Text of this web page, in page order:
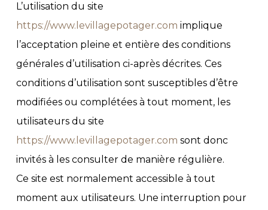
L’utilisation du site
https://www.levillagepotager.com implique
l’acceptation pleine et entière des conditions
générales d’utilisation ci-après décrites. Ces
conditions d’utilisation sont susceptibles d’être
modifiées ou complétées à tout moment, les
utilisateurs du site
https://www.levillagepotager.com sont donc
invités à les consulter de manière régulière.
Ce site est normalement accessible à tout
moment aux utilisateurs. Une interruption pour